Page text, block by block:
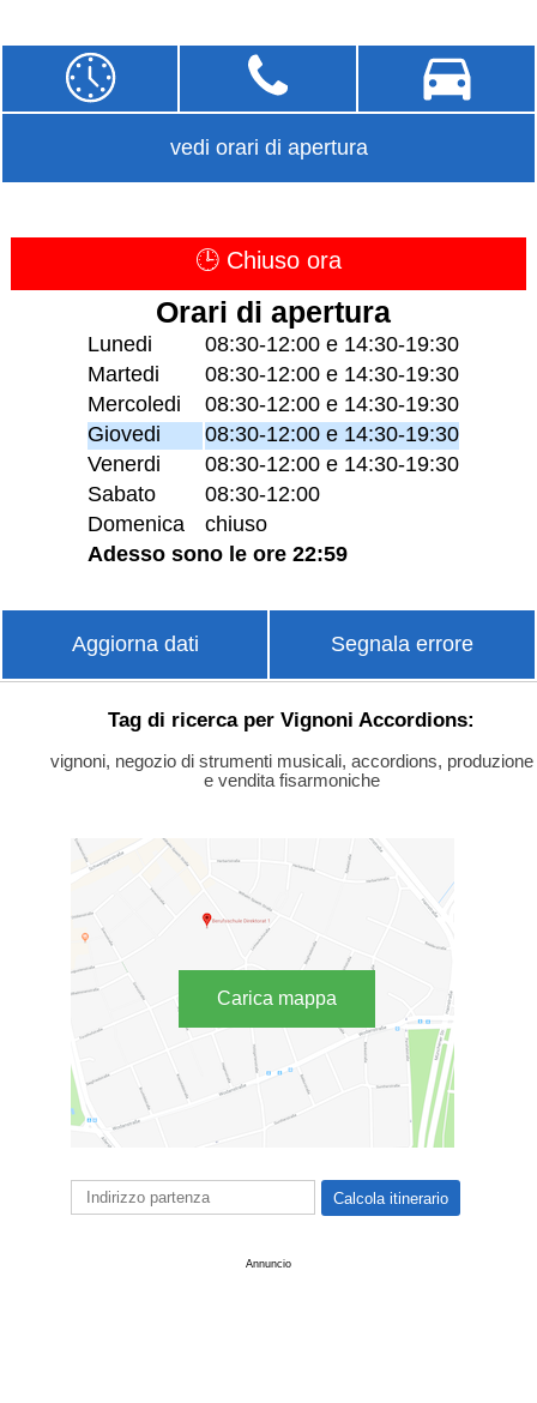
vedi orari di apertura
🕒 Chiuso ora
Orari di apertura
Lunedi
08:30-12:00 e 14:30-19:30
Martedi
08:30-12:00 e 14:30-19:30
Mercoledi
08:30-12:00 e 14:30-19:30
Giovedi
08:30-12:00 e 14:30-19:30
Venerdi
08:30-12:00 e 14:30-19:30
Sabato
08:30-12:00
Domenica
chiuso
Adesso sono le ore 22:59
Aggiorna dati Segnala errore
Tag di ricerca per Vignoni Accordions:
vignoni, negozio di strumenti musicali, accordions, produzione
e vendita fisarmoniche
Carica mappa
Annuncio